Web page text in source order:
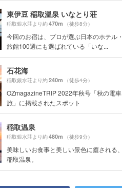
東伊豆 稲取温泉 いなとり荘
稲取銀水荘より約470m （徒歩8分）
今回のお宿は、プロが選ぶ日本のホテル・
旅館100選にも選ばれている「いな...
石花海
稲取銀水荘より約240m （徒歩4分）
OZmagazineTRIP 2022年秋号「秋の電車
旅」に掲載されたスポット
稲取温泉
稲取銀水荘より約480m （徒歩9分）
美味しいお食事と美しい景色に癒される、
稲取温泉。